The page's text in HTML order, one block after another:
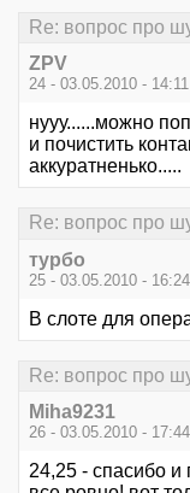
Re: вопрос про
ZPV
24 - 03.05.2010 - 14:11
нууу......можно
и почистить
аккуратненько.....
Re: вопрос про
турбо
25 - 03.05.2010 - 16:24
В слоте для
Re: вопрос про
Miha9231
26 - 03.05.2010 - 17:44
24,25 - спасибо